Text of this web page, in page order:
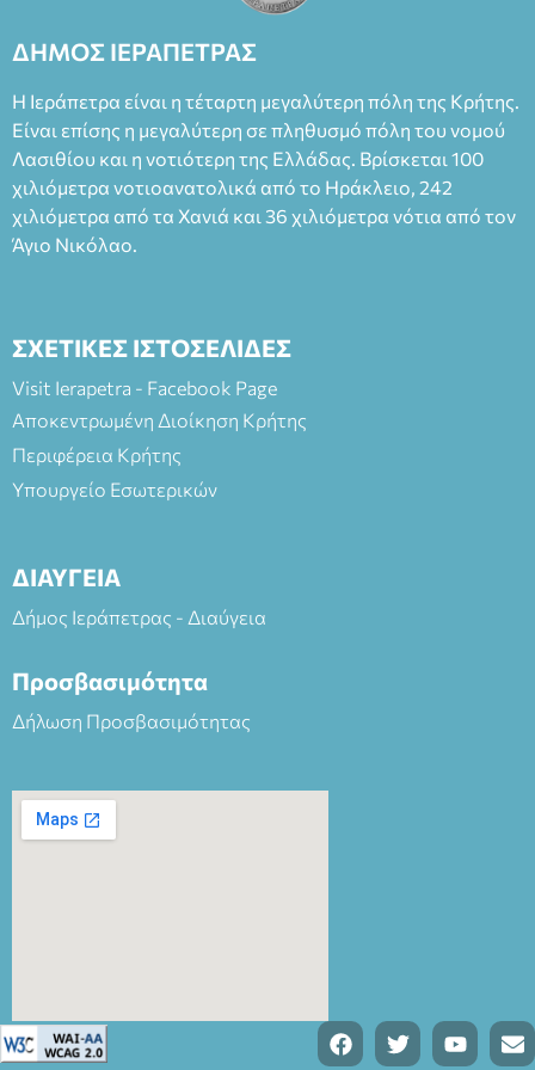
Καπουράνη, νικητή του βραβείου Δημήτρης Χορν 2022-
Φεδερίκο. Σκηνοθεσία: Βαγγέλης Θεοδωρόπουλος Είσοδος: :
άνω των 65 Προπώληση: Βιβλιοπωλείο Πάπυρος (Πλατεία
Πλαστήρα), E&G Mini market (Δημοκρατίας 39 Ιεράπετρα)
και στο more.com Χώρος: 3ο Γυμνάσιο Ιεράπετρας
(Είσοδος ΕΠΑ.Λ.) Έναρξη 21:15 Οργάνωση: ΚΝΩΣΟΣ
ΘΕΑΤΡΙΚΕΣ ΠΑΡΑΓΩΓΕΣ ΕΕ
ΔΗΜΟΣ ΙΕΡΑΠΕΤΡΑΣ
Η Ιεράπετρα είναι η τέταρτη μεγαλύτερη πόλη της Κρήτης.
Είναι επίσης η μεγαλύτερη σε πληθυσμό πόλη του νομού
Λασιθίου και η νοτιότερη της Ελλάδας. Βρίσκεται 100
χιλιόμετρα νοτιοανατολικά από το Ηράκλειο, 242
χιλιόμετρα από τα Χανιά και 36 χιλιόμετρα νότια από τον
Άγιο Νικόλαο.
ΣΧΕΤΙΚΕΣ ΙΣΤΟΣΕΛΙΔΕΣ
Visit Ierapetra - Facebook Page
Αποκεντρωμένη Διοίκηση Κρήτης
Περιφέρεια Κρήτης
Υπουργείο Εσωτερικών
ΔΙΑΥΓΕΙΑ
Δήμος Ιεράπετρας - Διαύγεια
Προσβασιμότητα
Δήλωση Προσβασιμότητας